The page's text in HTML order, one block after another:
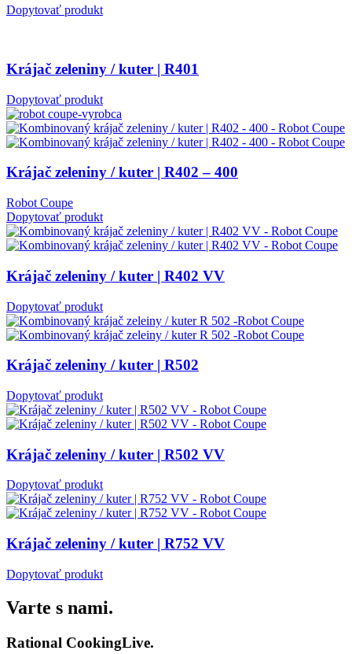
Dopytovať produkt
Krájač zeleniny / kuter | R401
Dopytovať produkt
Krájač zeleniny / kuter | R402 – 400
Robot Coupe
Dopytovať produkt
Krájač zeleniny / kuter | R402 VV
Dopytovať produkt
Krájač zeleniny / kuter | R502
Dopytovať produkt
Krájač zeleniny / kuter | R502 VV
Dopytovať produkt
Krájač zeleniny / kuter | R752 VV
Dopytovať produkt
Varte s nami.
Rational CookingLive​.